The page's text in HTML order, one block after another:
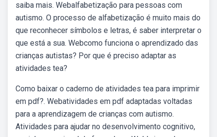
saiba mais. Webalfabetização para pessoas com
autismo. O processo de alfabetização é muito mais do
que reconhecer símbolos e letras, é saber interpretar o
que está a sua. Webcomo funciona o aprendizado das
crianças autistas? Por que é preciso adaptar as
atividades tea?
Como baixar o caderno de atividades tea para imprimir
em pdf?. Webatividades em pdf adaptadas voltadas
para a aprendizagem de crianças com autismo.
Atividades para ajudar no desenvolvimento cognitivo,